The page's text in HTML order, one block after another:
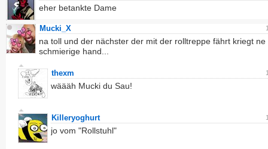
eher betankte Dame
Mucki_X
na toll und der nächster der mit der rolltreppe fährt kriegt ne
schmierige hand...
thexm
wäääh Mucki du Sau!
Killeryoghurt
jo vom "Rollstuhl"